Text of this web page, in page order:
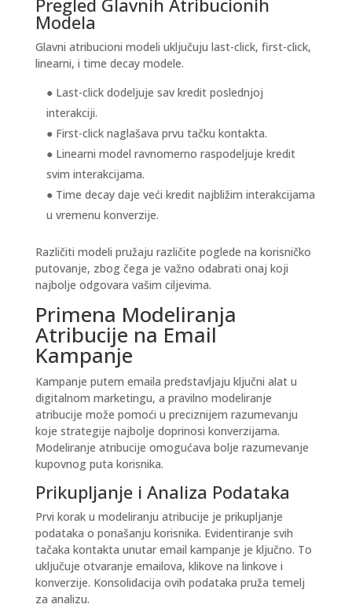
Pregled Glavnih Atribucionih
Modela
Glavni atribucioni modeli uključuju last-click, first-click,
linearni, i time decaymodele.
Last-clickdodeljuje sav kredit poslednjoj
interakciji.
First-clicknaglašava prvu tačku kontakta.
Linearni model ravnomerno raspodeljuje kredit
svim interakcijama.
Time decaydaje veći kredit najbližim interakcijama
u vremenu konverzije.
Različiti modeli pružaju različite poglede na korisničko
putovanje, zbog čega je važno odabrati onaj koji
najbolje odgovara vašim ciljevima.
Primena Modeliranja
Atribucije na Email
Kampanje
Kampanje putem emaila predstavljaju ključni alat u
digitalnom marketingu, a pravilno modeliranje
atribucije može pomoći u preciznijem razumevanju
koje strategije najbolje doprinosi konverzijama.
Modeliranje atribucije omogućava bolje razumevanje
kupovnog puta korisnika.
Prikupljanje i Analiza Podataka
Prvi korak u modeliranju atribucije je prikupljanje
podataka o ponašanju korisnika. Evidentiranje svih
tačaka kontakta unutar email kampanje je ključno. To
uključuje otvaranje emailova, klikove na linkove i
konverzije. Konsolidacija ovih podataka pruža temelj
za analizu.